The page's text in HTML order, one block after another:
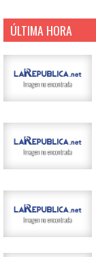
ÚLTIMA HORA